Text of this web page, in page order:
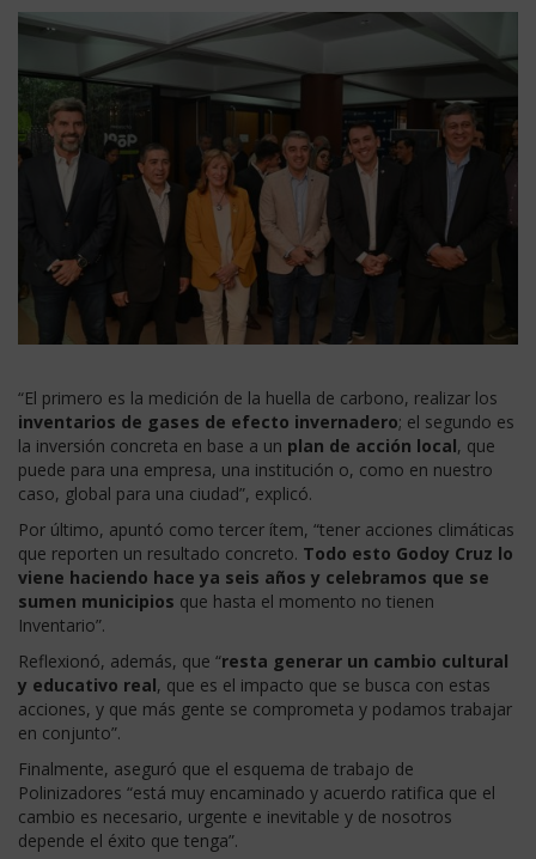
“El primero es la medición de la huella de carbono, realizar los
inventarios de gases de efecto invernadero; el segundo es
la inversión concreta en base a un plan de acción local, que
puede para una empresa, una institución o, como en nuestro
caso, global para una ciudad”, explicó.
Por último, apuntó como tercer ítem, “tener acciones climáticas
que reporten un resultado concreto. Todo esto Godoy Cruz lo
viene haciendo hace ya seis años y celebramos que se
sumen municipios que hasta el momento no tienen
Inventario”.
Reflexionó, además, que “resta generar un cambio cultural
y educativo real, que es el impacto que se busca con estas
acciones, y que más gente se comprometa y podamos trabajar
en conjunto”.
Finalmente, aseguró que el esquema de trabajo de
Polinizadores “está muy encaminado y acuerdo ratifica que el
cambio es necesario, urgente e inevitable y de nosotros
depende el éxito que tenga”.